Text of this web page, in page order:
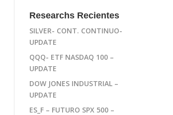
Researchs Recientes
SILVER- CONT. CONTINUO-
UPDATE
QQQ- ETF NASDAQ 100 –
UPDATE
DOW JONES INDUSTRIAL –
UPDATE
ES_F – FUTURO SPX 500 –